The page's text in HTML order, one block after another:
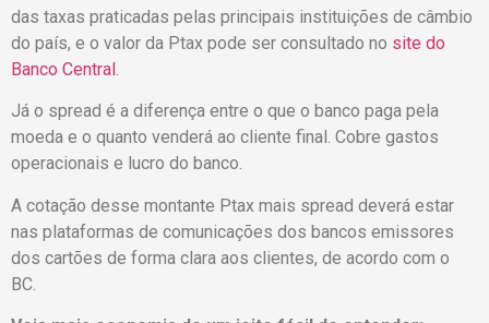
das taxas praticadas pelas principais instituições de câmbio
do país, e o valor da Ptax pode ser consultado no site do
Banco Central.
Já o spread é a diferença entre o que o banco paga pela
moeda e o quanto venderá ao cliente final. Cobre gastos
operacionais e lucro do banco.
A cotação desse montante Ptax mais spread deverá estar
nas plataformas de comunicações dos bancos emissores
dos cartões de forma clara aos clientes, de acordo com o
BC.